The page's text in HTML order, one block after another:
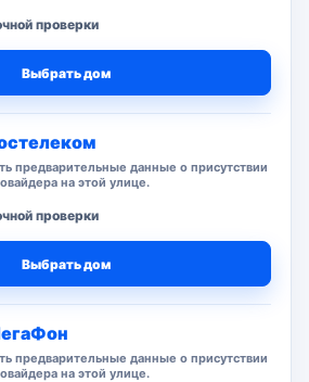
проверки
Выбрать дом
предварительные данные о присутствии
на этой улице.
проверки
Выбрать дом
предварительные данные о присутствии
на этой улице.